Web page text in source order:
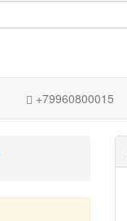
+79960800015